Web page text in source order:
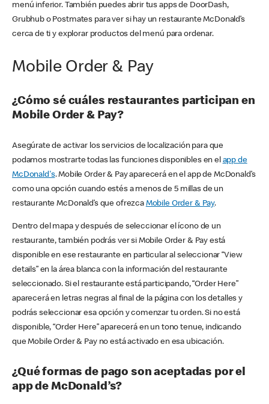
menú inferior. También puedes abrir tus apps de DoorDash,
Grubhub o Postmates para ver si hay un restaurante McDonald’s
cerca de ti y explorar productos del menú para ordenar.
Mobile Order & Pay
¿Cómo sé cuáles restaurantes participan en
Mobile Order & Pay?
Asegúrate de activar los servicios de localización para que
podamos mostrarte todas las funciones disponibles en el app de
McDonald's. Mobile Order & Pay aparecerá en el app de McDonald’s
como una opción cuando estés a menos de 5 millas de un
restaurante McDonald’s que ofrezca Mobile Order & Pay.
Dentro del mapa y después de seleccionar el ícono de un
restaurante, también podrás ver si Mobile Order & Pay está
disponible en ese restaurante en particular al seleccionar “View
details” en la área blanca con la información del restaurante
seleccionado. Si el restaurante está participando, “Order Here”
aparecerá en letras negras al final de la página con los detalles y
podrás seleccionar esa opción y comenzar tu orden. Si no está
disponible, “Order Here” aparecerá en un tono tenue, indicando
que Mobile Order & Pay no está activado en esa ubicación.
¿Qué formas de pago son aceptadas por el
app de McDonald’s?